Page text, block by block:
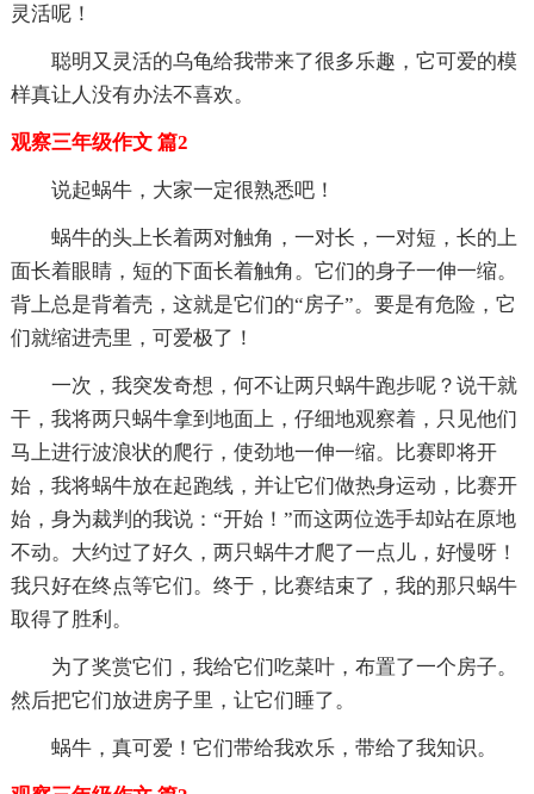
灵活呢！
聪明又灵活的乌龟给我带来了很多乐趣，它可爱的模
样真让人没有办法不喜欢。
观察三年级作文 篇2
说起蜗牛，大家一定很熟悉吧！
蜗牛的头上长着两对触角，一对长，一对短，长的上
面长着眼睛，短的下面长着触角。它们的身子一伸一缩。
背上总是背着壳，这就是它们的“房子”。要是有危险，它
们就缩进壳里，可爱极了！
一次，我突发奇想，何不让两只蜗牛跑步呢？说干就
干，我将两只蜗牛拿到地面上，仔细地观察着，只见他们
马上进行波浪状的爬行，使劲地一伸一缩。比赛即将开
始，我将蜗牛放在起跑线，并让它们做热身运动，比赛开
始，身为裁判的我说：“开始！”而这两位选手却站在原地
不动。大约过了好久，两只蜗牛才爬了一点儿，好慢呀！
我只好在终点等它们。终于，比赛结束了，我的那只蜗牛
取得了胜利。
为了奖赏它们，我给它们吃菜叶，布置了一个房子。
然后把它们放进房子里，让它们睡了。
蜗牛，真可爱！它们带给我欢乐，带给了我知识。